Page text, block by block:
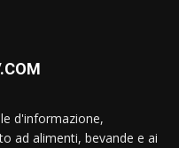
d'informazione,
ad alimenti, bevande e ai